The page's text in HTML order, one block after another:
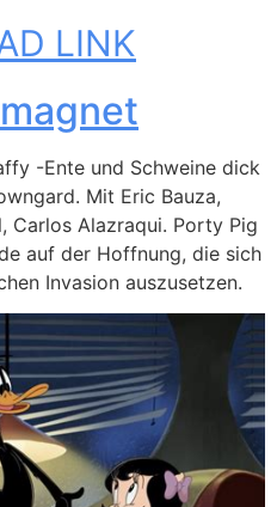
LINK
-Ente und Schweine dick
Mit Eric Bauza,
Carlos Alazraqui. Porty Pig
auf der Hoffnung, die sich
Invasion auszusetzen.